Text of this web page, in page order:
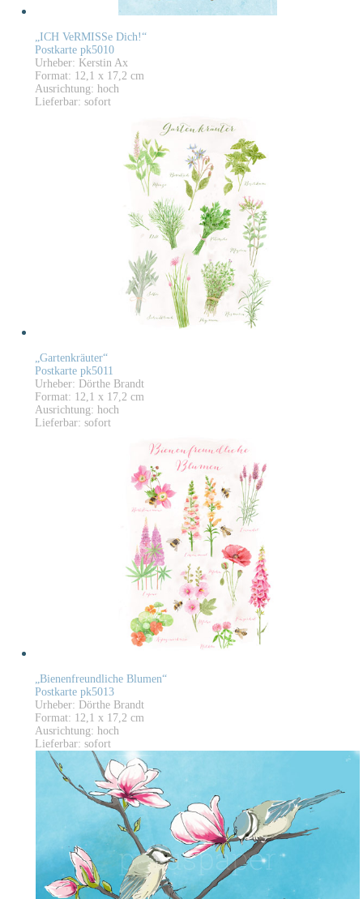
„ICH VeRMISSe Dich!“
Postkarte pk5010
Urheber: Kerstin Ax
Format: 12,1 x 17,2 cm
Ausrichtung: hoch
Lieferbar: sofort
„Gartenkräuter“
Postkarte pk5011
Urheber: Dörthe Brandt
Format: 12,1 x 17,2 cm
Ausrichtung: hoch
Lieferbar: sofort
„Bienenfreundliche Blumen“
Postkarte pk5013
Urheber: Dörthe Brandt
Format: 12,1 x 17,2 cm
Ausrichtung: hoch
Lieferbar: sofort